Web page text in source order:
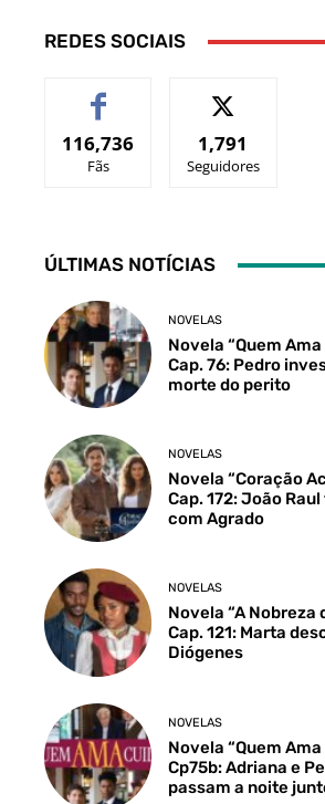
REDES SOCIAIS
116,736
Fãs
1,791
Seguidores
ÚLTIMAS NOTÍCIAS
NOVELAS
Novela “Quem Ama
Cap. 76: Pedro
morte do perito
NOVELAS
Novela “Coração
Cap. 172: João
com Agrado
NOVELAS
Novela “A Nobreza
Cap. 121: Marta
Diógenes
NOVELAS
Novela “Quem Ama
Cp75b: Adriana e
passam a noite